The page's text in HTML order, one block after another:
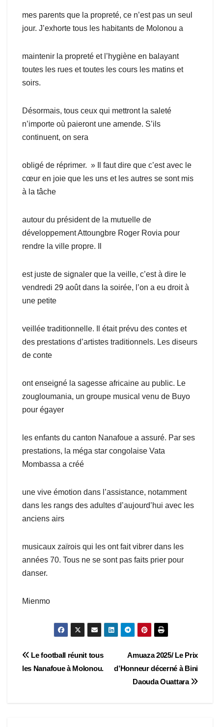
mes parents que la propreté, ce n’est pas un seul
jour. J’exhorte tous les habitants de Molonou a
maintenir la propreté et l’hygiène en balayant
toutes les rues et toutes les cours les matins et
soirs.
Désormais, tous ceux qui mettront la saleté
n’importe où paieront une amende. S’ils
continuent, on sera
obligé de réprimer. » Il faut dire que c’est avec le
cœur en joie que les uns et les autres se sont mis
à la tâche
autour du président de la mutuelle de
développement Attoungbre Roger Rovia pour
rendre la ville propre. Il
est juste de signaler que la veille, c’est à dire le
vendredi 29 août dans la soirée, l’on a eu droit à
une petite
veillée traditionnelle. Il était prévu des contes et
des prestations d’artistes traditionnels. Les diseurs
de conte
ont enseigné la sagesse africaine au public. Le
zougloumania, un groupe musical venu de Buyo
pour égayer
les enfants du canton Nanafoue a assuré. Par ses
prestations, la méga star congolaise Vata
Mombassa a créé
une vive émotion dans l’assistance, notamment
dans les rangs des adultes d’aujourd’hui avec les
anciens airs
musicaux zaïrois qui les ont fait vibrer dans les
années 70. Tous ne se sont pas faits prier pour
danser.
Mienmo
Navigation
Amuaza 2025/ Le Prix
d’Honneur décerné à Bini
Daouda Ouattara
Le football réunit tous
les Nanafoue à Molonou.